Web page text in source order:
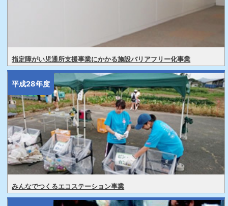
指定障がい児通所支援事業にかかる施設バリアフリー化事業
平成28年度
みんなでつくるエコステーション事業